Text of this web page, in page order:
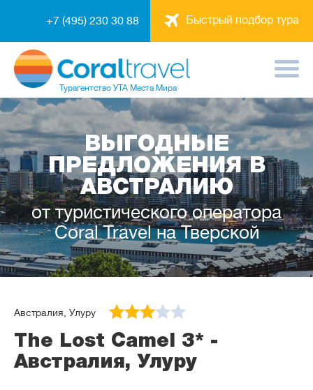
Быстрый подбор тура
+7 (495) 230 30 88
Турагентство УТА Места Мира
ВЫГОДНЫЕ
ПРЕДЛОЖЕНИЯ В
АВСТРАЛИЮ
от туристического оператора
Coral Travel на Тверской
Австралия, Улуру
The Lost Camel 3* -
Австралия, Улуру